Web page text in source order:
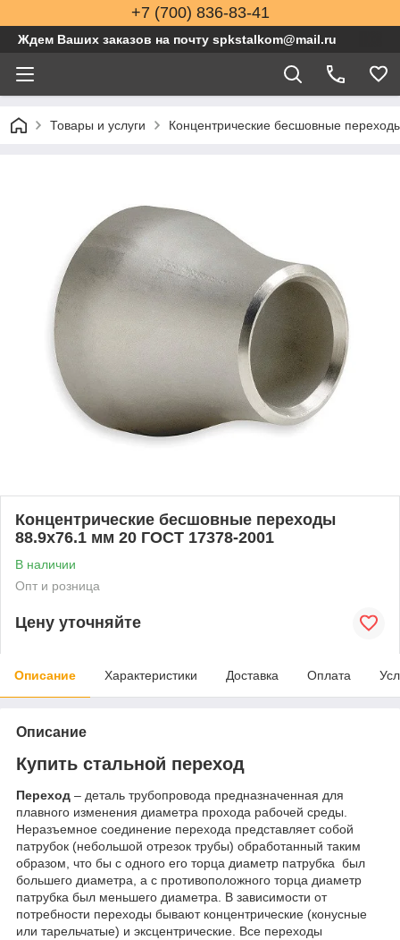
+7 (700) 836-83-41
Ждем Ваших заказов на почту spkstalkom@mail.ru
Товары и услуги Концентрические бесшовные
Концентрические бесшовные переходы
88.9x76.1 мм 20 ГОСТ 17378-2001
В наличии
Опт и розница
Цену уточняйте
Описание Характеристики Доставка Оплата
Описание
Купить стальной переход
Переход – деталь трубопровода предназначенная для
плавного изменения диаметра прохода рабочей среды.
Неразъемное соединение перехода представляет собой
патрубок (небольшой отрезок трубы) обработанный таким
образом, что бы с одного его торца диаметр патрубка был
большего диаметра, а с противоположного торца диаметр
патрубка был меньшего диаметра. В зависимости от
потребности переходы бывают концентрические (конусные
или тарельчатые) и эксцентрические. Все переходы